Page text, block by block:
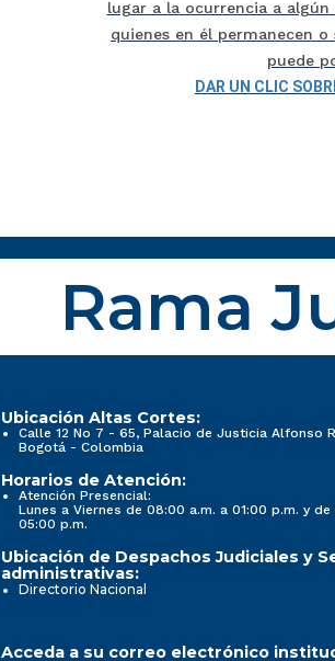
lugar a la ocurrencia a
quienes en él permanecen
puede
DAR UN CLIC
Rama
Ubicación Altas Cortes:
Calle 12 No 7 - 65, Palacio de Justicia Alfonso
Bogotá - Colombia
Horarios de Atención:
Atención Presencial:
Lunes a Viernes de 08:00 a.m. a 01:00 p.m. y
05:00 p.m.
Ubicación de Despachos Judiciales y
administrativas:
Directorio Nacional
Acceda a su correo electrónico